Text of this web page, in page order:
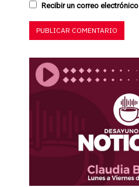
Recibir un correo